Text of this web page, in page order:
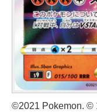
©2021 Pokemon. ©